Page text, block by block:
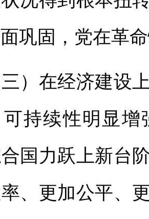
巩固，党在革
在经济建设上
持续性明显
国力跃上新台
、更加公平、